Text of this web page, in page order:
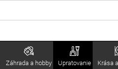
Záhrada a hobby Upratovanie Krása